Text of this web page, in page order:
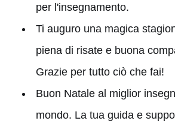
per l'insegnamento.
Ti auguro una magica
piena di risate e buona
Grazie per tutto ciò che fai!
Buon Natale al miglior
mondo. La tua guida e